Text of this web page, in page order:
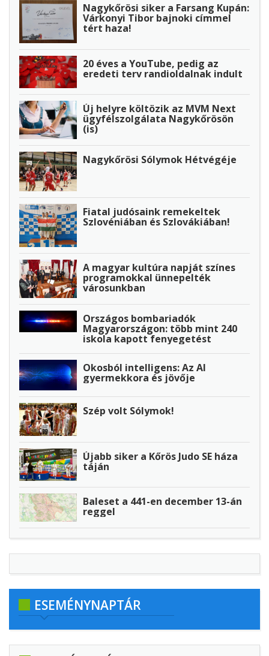
Nagykőrösi siker a Farsang Kupán:
Várkonyi Tibor bajnoki címmel
tért haza!
20 éves a YouTube, pedig az
eredeti terv randioldalnak indult
Új helyre költözik az MVM Next
ügyfélszolgálata Nagykőrösön
(is)
Nagykőrösi Sólymok Hétvégéje
Fiatal judósaink remekeltek
Szlovéniában és Szlovákiában!
A magyar kultúra napját színes
programokkal ünnepelték
városunkban
Országos bombariadók
Magyarországon: több mint 240
iskola kapott fenyegetést
Okosból intelligens: Az AI
gyermekkora és jövője
Szép volt Sólymok!
Újabb siker a Kőrös Judo SE háza
táján
Baleset a 441-en december 13-án
reggel
ESEMÉNYNAPTÁR